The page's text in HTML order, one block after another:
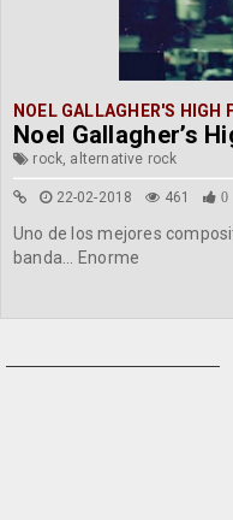
NOEL GALLAGHER'S HIGH
Noel Gallagher’s
rock, alternative rock
22-02-2018 461 0
Uno de los mejores
banda... Enorme